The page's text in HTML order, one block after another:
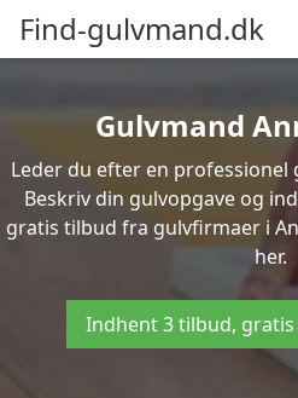
Find-gulvmand.dk
Gulvmand
Leder du efter en professionel
Beskriv din gulvopgave og
gratis tilbud fra gulvfirmaer i
her.
Indhent 3 tilbud,